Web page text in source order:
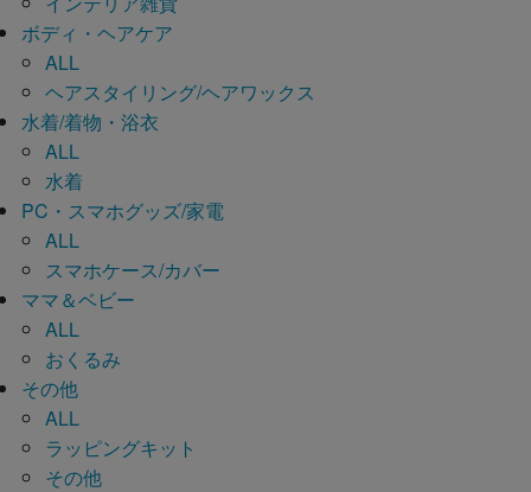
ボディ・ヘアケア
ALL
ヘアスタイリング/ヘアワックス
水着/着物・浴衣
ALL
水着
PC・スマホグッズ/家電
ALL
スマホケース/カバー
ママ＆ベビー
ALL
おくるみ
その他
ALL
ラッピングキット
その他